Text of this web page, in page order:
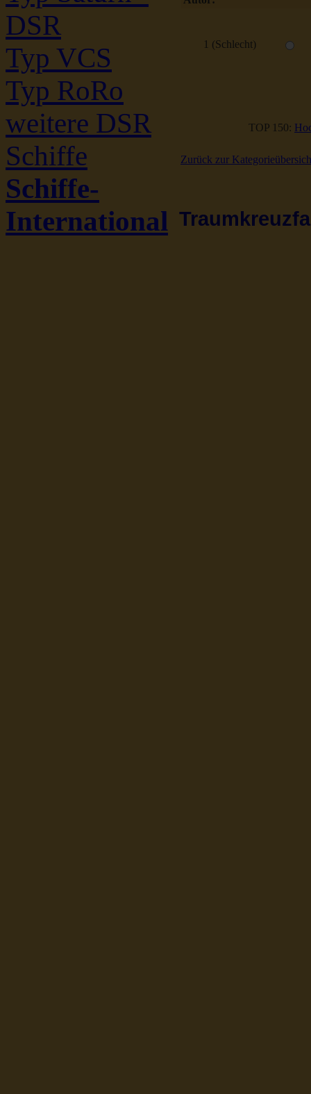
DSR
Typ VCS
Typ RoRo
weitere DSR
Schiffe
Schiffe-
International
1 (Schlecht)
TOP 150:
Zurück zur